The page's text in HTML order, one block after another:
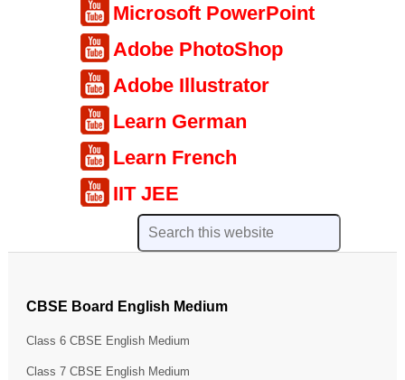
Microsoft PowerPoint
Adobe PhotoShop
Adobe Illustrator
Learn German
Learn French
IIT JEE
CBSE Board English Medium
Class 6 CBSE English Medium
Class 7 CBSE English Medium